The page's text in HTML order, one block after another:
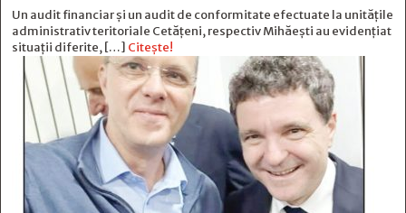
Un audit financiar și un audit de conformitate efectuate la unitățile
administrativ teritoriale Cetățeni, respectiv Mihăești au evidențiat
situații diferite, […] Citește!